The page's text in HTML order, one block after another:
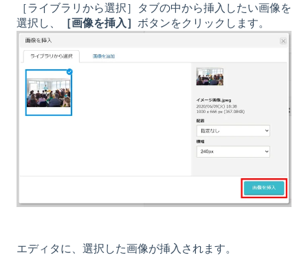
［ライブラリから選択］タブの中から挿入したい画像を
選択し、
［画像を挿入］ ボタンをクリックします。
エディタに、選択した画像が挿入されます。